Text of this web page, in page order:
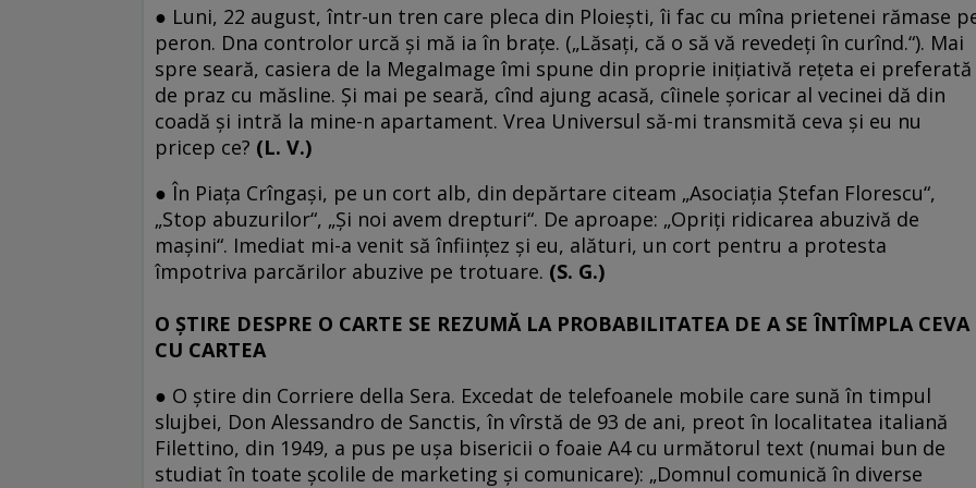
● Luni, 22 august, într-un tren care pleca din Ploieşti, îi fac cu mîna prietenei rămase
peron. Dna controlor urcă şi mă ia în braţe. („Lăsaţi, că o să vă revedeţi în curînd.“). Mai
spre seară, casiera de la MegaImage îmi spune din proprie iniţiativă reţeta ei preferată
de praz cu măsline. Şi mai pe seară, cînd ajung acasă, cîinele şoricar al vecinei dă din
coadă şi intră la mine-n apartament. Vrea Universul să-mi transmită ceva şi eu nu
pricep ce? (L. V.)
● În Piaţa Crîngaşi, pe un cort alb, din depărtare citeam „Asociaţia Ştefan Florescu“,
„Stop abuzurilor“, „Şi noi avem drepturi“. De aproape: „Opriţi ridicarea abuzivă de
maşini“. Imediat mi-a venit să înfiinţez şi eu, alături, un cort pentru a protesta
împotriva parcărilor abuzive pe trotuare. (S. G.)
O ŞTIRE DESPRE O CARTE SE REZUMĂ LA PROBABILITATEA DE A SE ÎNTÎMPLA CEVA
CU CARTEA
● O ştire din Corriere della Sera. Excedat de telefoanele mobile care sună în timpul
slujbei, Don Alessandro de Sanctis, în vîrstă de 93 de ani, preot în localitatea italiană
Filettino, din 1949, a pus pe uşa bisericii o foaie A4 cu următorul text (numai bun de
studiat în toate şcolile de marketing şi comunicare): „Domnul comunică în diverse